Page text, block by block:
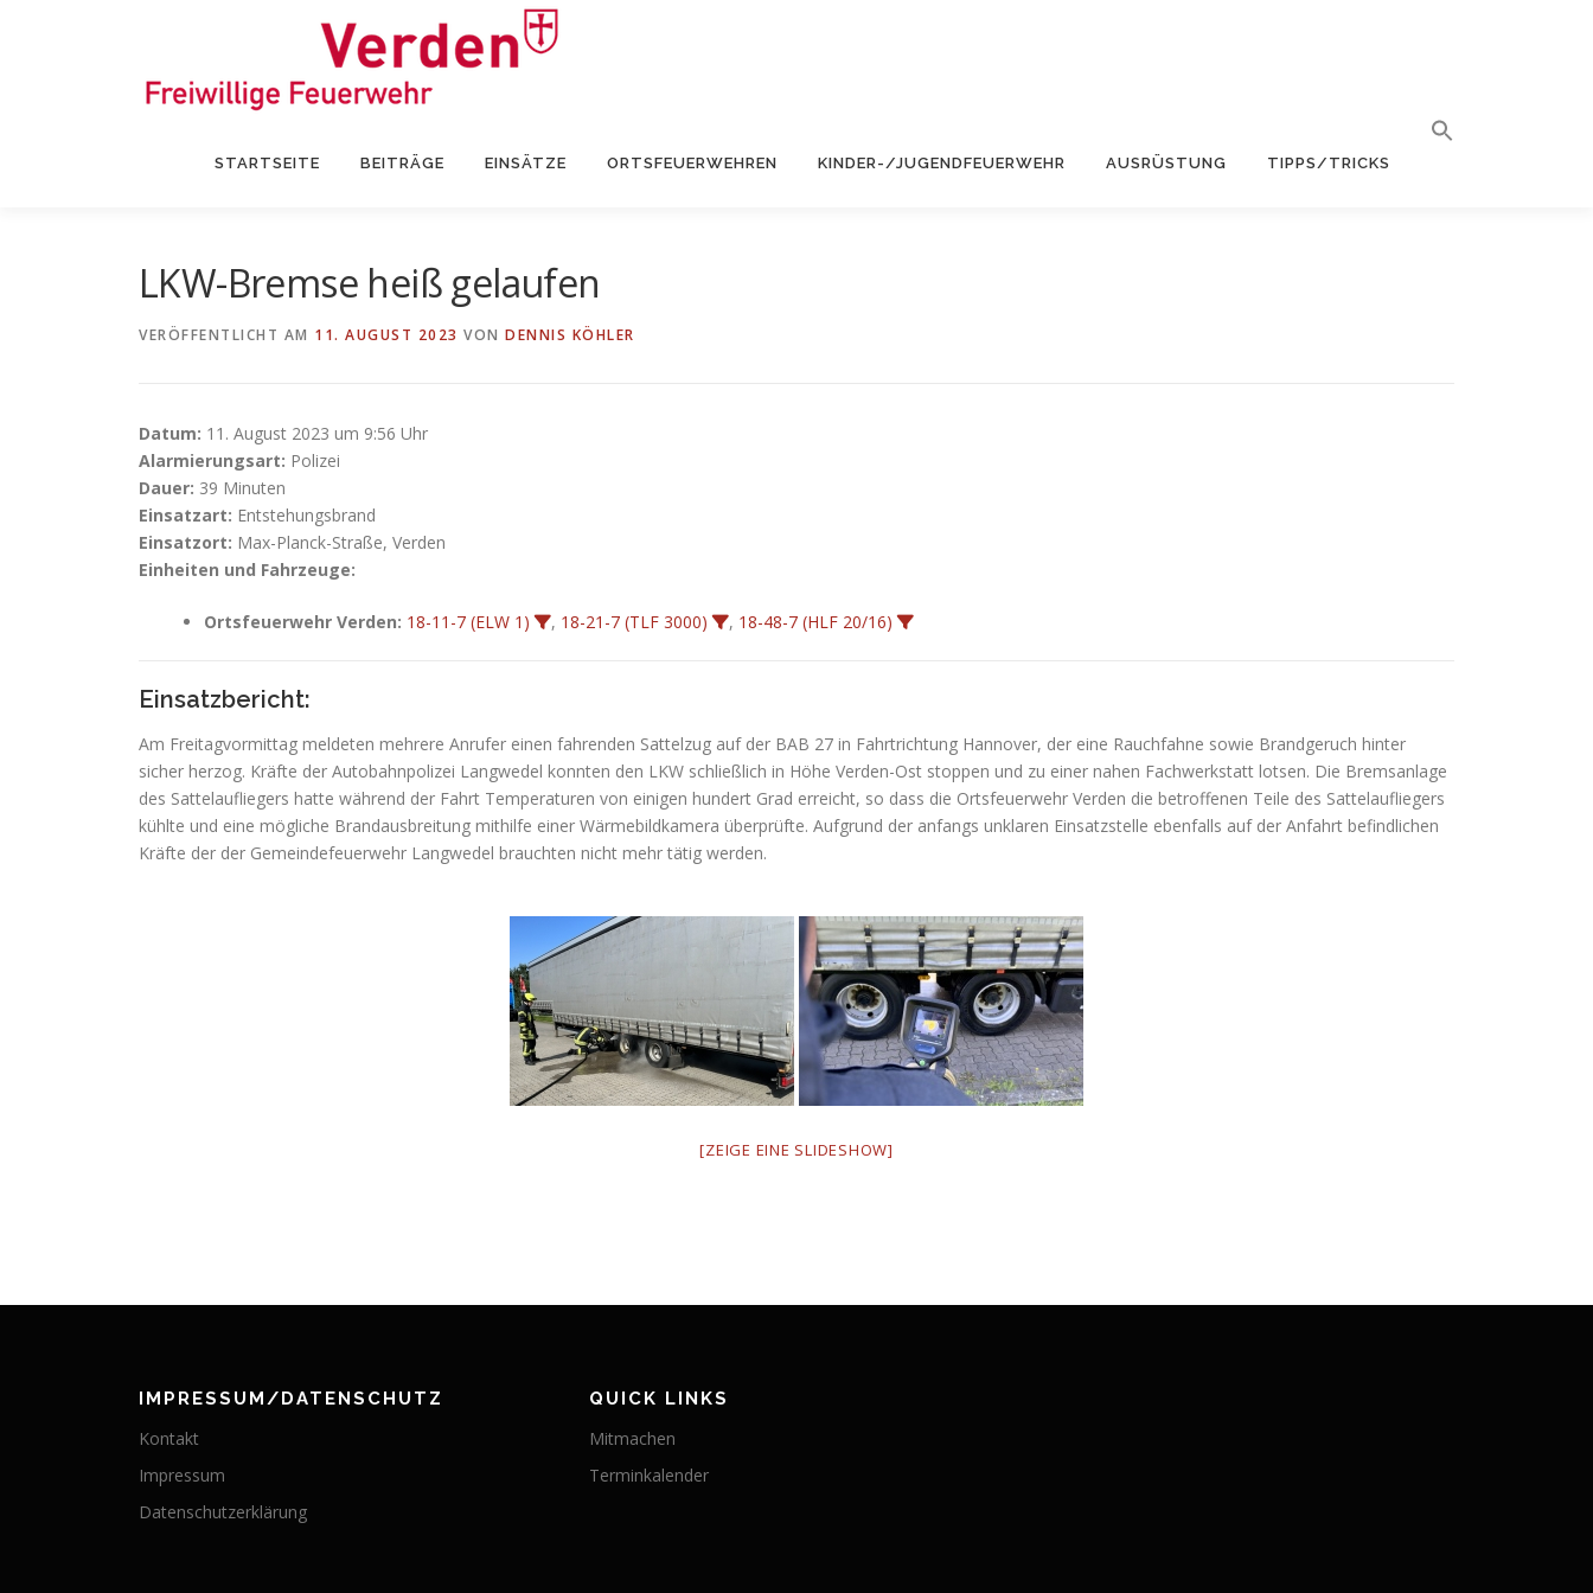
STARTSEITE BEITRÄGE EINSÄTZE ORTSFEUERWEHREN KINDER-/JUGENDFEUERWEHR AUSRÜSTUNG TIPPS/TRICKS
LKW-Bremse heiß gelaufen
VERÖFFENTLICHT AM 11. AUGUST 2023 VON DENNIS KÖHLER
Datum: 11. August 2023 um 9:56 Uhr
Alarmierungsart: Polizei
Dauer: 39 Minuten
Einsatzart: Entstehungsbrand
Einsatzort: Max-Planck-Straße, Verden
Einheiten und Fahrzeuge:
Ortsfeuerwehr Verden: 18-11-7 (ELW 1) , 18-21-7 (TLF 3000) , 18-48-7 (HLF 20/16)
Einsatzbericht:
Am Freitagvormittag meldeten mehrere Anrufer einen fahrenden Sattelzug auf der BAB 27 in Fahrtrichtung Hannover, der eine Rauchfahne sowie Brandgeruch hinter
sicher herzog. Kräfte der Autobahnpolizei Langwedel konnten den LKW schließlich in Höhe Verden-Ost stoppen und zu einer nahen Fachwerkstatt lotsen. Die Bremsanlage
des Sattelaufliegers hatte während der Fahrt Temperaturen von einigen hundert Grad erreicht, so dass die Ortsfeuerwehr Verden die betroffenen Teile des Sattelaufliegers
kühlte und eine mögliche Brandausbreitung mithilfe einer Wärmebildkamera überprüfte. Aufgrund der anfangs unklaren Einsatzstelle ebenfalls auf der Anfahrt befindlichen
Kräfte der der Gemeindefeuerwehr Langwedel brauchten nicht mehr tätig werden.
[ZEIGE EINE SLIDESHOW]
IMPRESSUM/DATENSCHUTZ
Kontakt
Impressum
Datenschutzerklärung
QUICK LINKS
Mitmachen
Terminkalender